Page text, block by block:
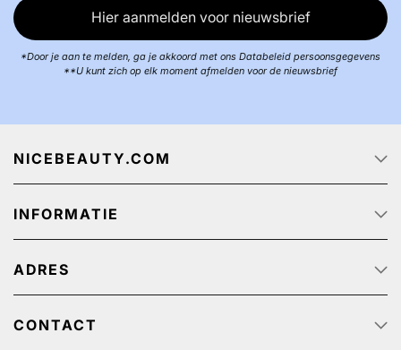
Hier aanmelden voor nieuwsbrief
*Door je aan te melden, ga je akkoord met ons Databeleid persoonsgegevens
**U kunt zich op elk moment afmelden voor de nieuwsbrief
NICEBEAUTY.COM
Startpagina
Over ons
Track & Trace
Reclame aanbiedingen
INFORMATIE
Klantenservice - Q & A
Privacy beleid
Algemene Voorwaarden
Retour
ADRES
NiceBeauty ApS
Stærevej 2,
CONTACT